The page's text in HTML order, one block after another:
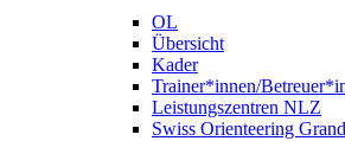
OL
Übersicht
Kader
Trainer*innen/
Leistungszentren NLZ
Swiss Orienteering